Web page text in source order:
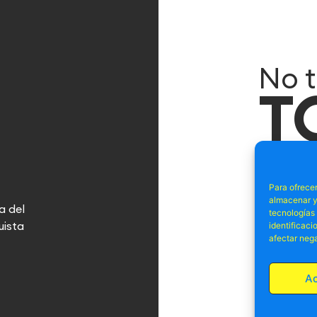
Para
almacenar
tecnologías
afectar
del
No
ofertas,